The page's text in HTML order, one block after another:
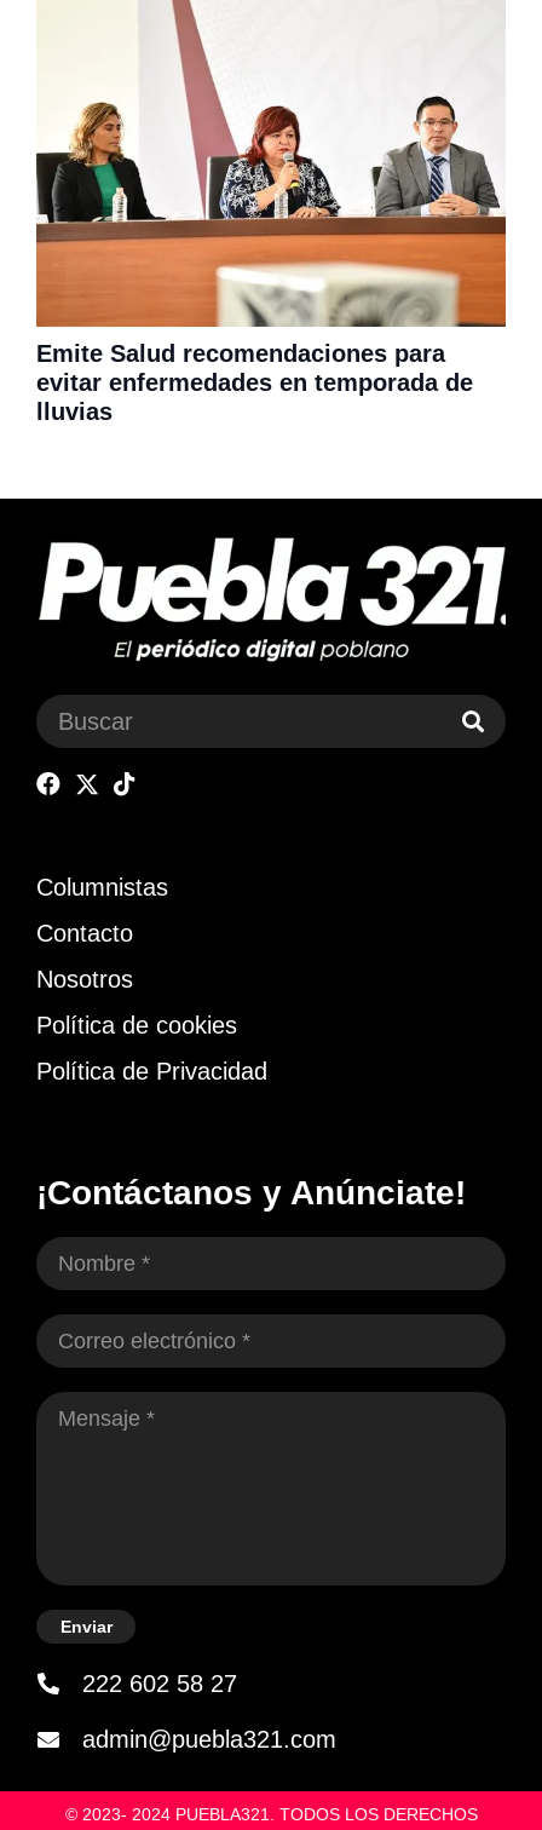
Emite Salud recomendaciones para
evitar enfermedades en temporada de
lluvias
Columnistas
Contacto
Nosotros
Política de cookies
Política de Privacidad
¡Contáctanos y Anúnciate!
Enviar
222 602 58 27
admin@puebla321.com
© 2023- 2024 PUEBLA321. TODOS LOS DERECHOS